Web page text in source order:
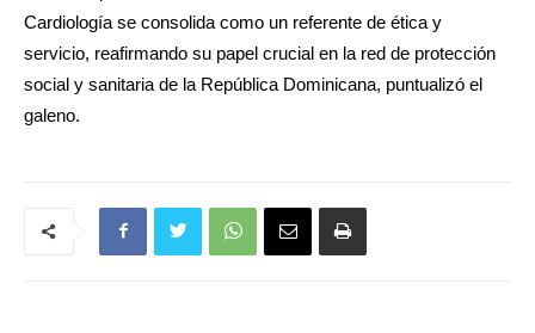
Cardiología se consolida como un referente de ética y
servicio, reafirmando su papel crucial en la red de protección
social y sanitaria de la República Dominicana, puntualizó el
galeno.